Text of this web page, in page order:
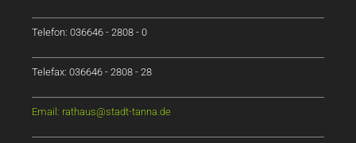
Telefon: 036646 - 2808 - 0
Telefax: 036646 - 2808 - 28
Email: rathaus@stadt-tanna.de